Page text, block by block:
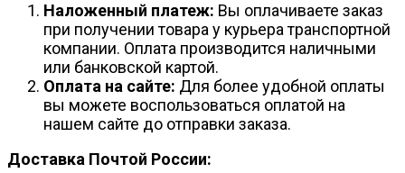
Наложенный платеж: Вы оплачиваете заказ
при получении товара у курьера транспортной
компании. Оплата производится наличными
или банковской картой.
Оплата на сайте: Для более удобной оплаты
вы можете воспользоваться оплатой на
нашем сайте до отправки заказа.
Доставка Почтой России: